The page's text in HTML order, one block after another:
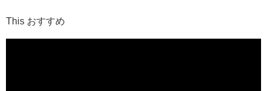
This おすすめ